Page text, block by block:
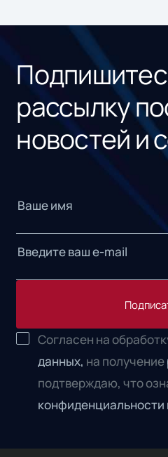
рассылку
новостей и
Согласен на
данных, на получение
подтверждаю, что